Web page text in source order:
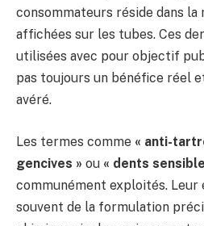
consommateurs réside dans la
affichées sur les tubes. Ces
utilisées avec pour objectif
pas toujours un bénéfice réel
avéré.
Les termes comme « anti-
gencives » ou « dents
communément exploités. Leur
souvent de la formulation